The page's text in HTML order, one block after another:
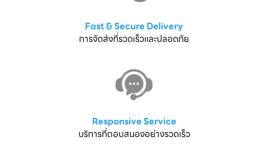
Fast & Secure Delivery
การจัดส่งที่รวดเร็วและปลอดภัย
Responsive Service
บริการที่ตอบสนองอย่างรวดเร็ว